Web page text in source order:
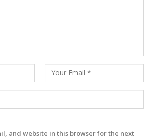
and website in this browser for the next